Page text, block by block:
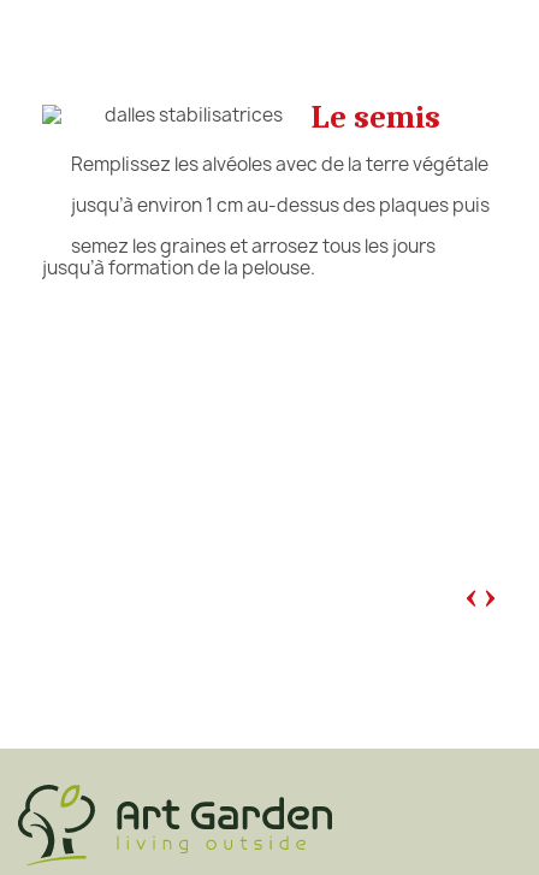
Le semis
Remplissez les alvéoles avec de la terre végétale
jusqu’à environ 1 cm au-dessus des plaques puis
semez les graines et arrosez tous les jours
jusqu’à formation de la pelouse.
‹›